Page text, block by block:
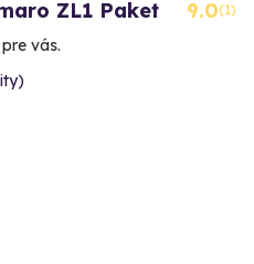
ZL1 Paket 9.0(1)
vás.